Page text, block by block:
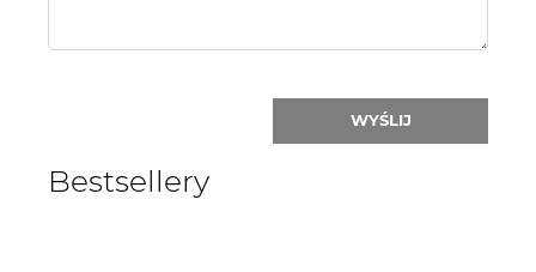
WYŚLIJ
Bestsellery